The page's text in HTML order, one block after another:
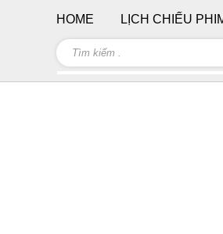
HOME LỊCH CHIẾU